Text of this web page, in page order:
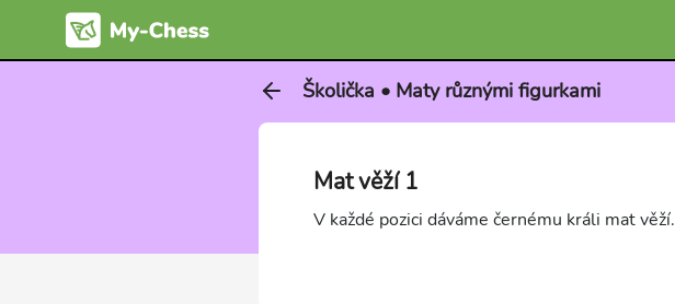
Školička • Maty různými figurkami
Mat věží 1
V každé pozici dáváme černému králi mat věží.